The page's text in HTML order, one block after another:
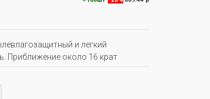
и легкий
Приближение около 16 крат